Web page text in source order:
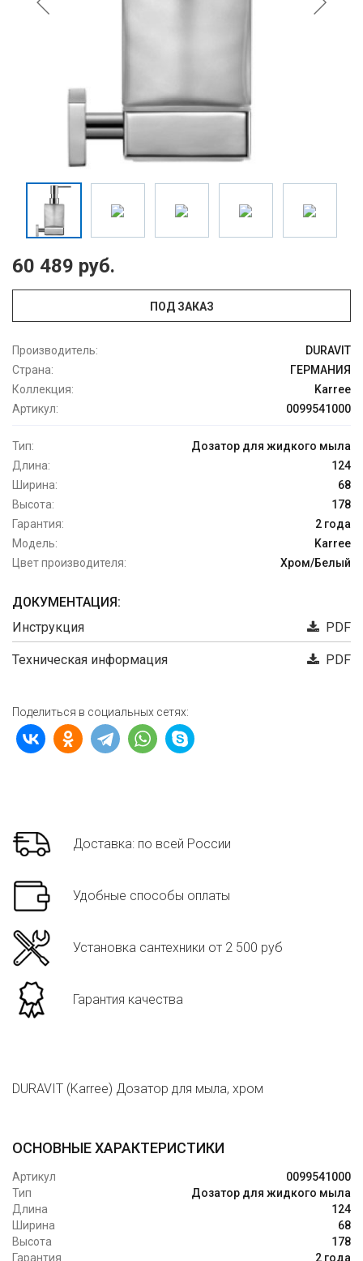
60 489 руб.
ПОД ЗАКАЗ
Производитель:
DURAVIT
Страна:
ГЕРМАНИЯ
Коллекция:
Karree
Артикул:
0099541000
Тип:
Дозатор для жидкого мыла
Длина:
124
Ширина:
68
Высота:
178
Гарантия:
2 года
Модель:
Karree
Цвет производителя:
Хром/Белый
ДОКУМЕНТАЦИЯ:
Инструкция
PDF
Техническая информация PDF
Поделиться в социальных сетях:
Доставка: по всей России
Удобные способы оплаты
Установка сантехники от 2 500 руб
Гарантия качества
DURAVIT (Karree) Дозатор для мыла, хром
ОСНОВНЫЕ ХАРАКТЕРИСТИКИ
Артикул
0099541000
Тип
Дозатор для жидкого мыла
Длина
124
Ширина
68
Высота
178
Гарантия
2 года